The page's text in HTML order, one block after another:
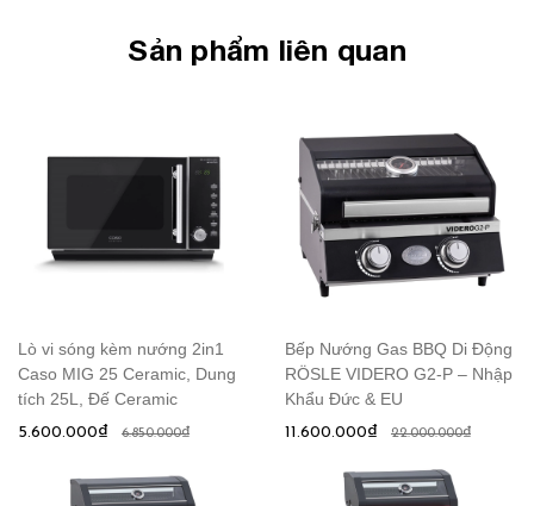
Sản phẩm liên quan
Lò vi sóng kèm nướng 2in1
Caso MIG 25 Ceramic, Dung
tích 25L, Đế Ceramic
5.600.000₫ 6.850.000₫
Bếp Nướng Gas BBQ Di Động
RÖSLE VIDERO G2-P – Nhập
Khẩu Đức & EU
11.600.000₫ 22.000.000₫